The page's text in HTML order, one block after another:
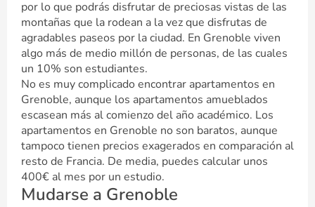
por lo que podrás disfrutar de preciosas vistas de las
montañas que la rodean a la vez que disfrutas de
agradables paseos por la ciudad. En Grenoble viven
algo más de medio millón de personas, de las cuales
un 10% son estudiantes.
No es muy complicado encontrar apartamentos en
Grenoble, aunque los apartamentos amueblados
escasean más al comienzo del año académico. Los
apartamentos en Grenoble no son baratos, aunque
tampoco tienen precios exagerados en comparación al
resto de Francia. De media, puedes calcular unos
400€ al mes por un estudio.
Mudarse a Grenoble